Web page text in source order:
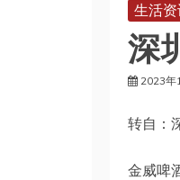
生活
深
2023年
转自：
金威啤